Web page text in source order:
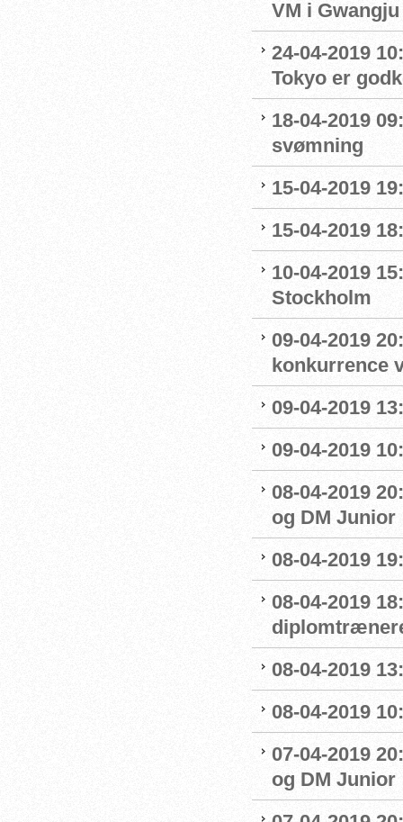
VM i Gwangju
24-04-2019
Tokyo er
18-04-2019
svømning
15-04-2019
15-04-2019
10-04-2019
Stockholm
09-04-2019
konkurrence
09-04-2019
09-04-2019
08-04-2019
og DM Junior
08-04-2019
08-04-2019
08-04-2019
08-04-2019
07-04-2019
og DM Junior